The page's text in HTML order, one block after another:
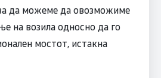
да можеме да овозможиме
на возила односно да го
мостот, истакна